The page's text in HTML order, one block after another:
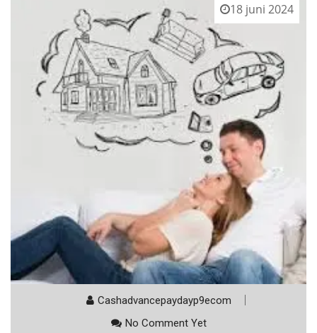
18 juni 2024
Cashadvancepaydayp9ecom
No Comment Yet